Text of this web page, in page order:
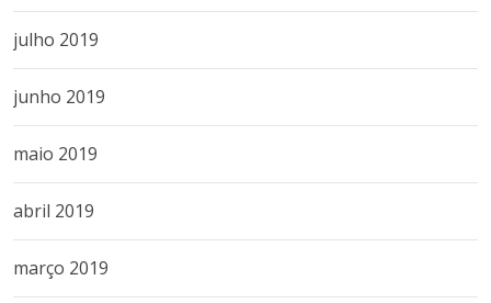
julho 2019
junho 2019
maio 2019
abril 2019
março 2019